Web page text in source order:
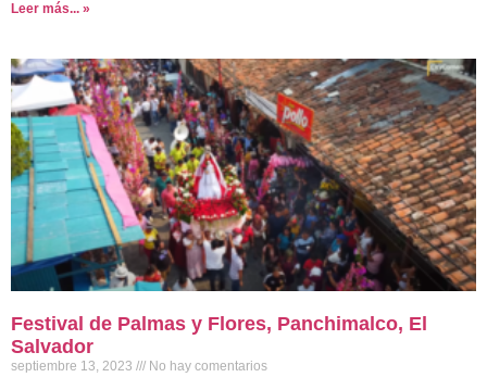
Leer más... »
Festival de Palmas y Flores, Panchimalco, El
Salvador
septiembre 13, 2023 No hay comentarios